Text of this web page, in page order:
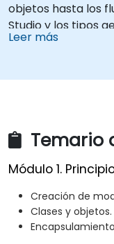
objetos hasta los
Studio y los tipos
construyen
en aplicaciones
Leer más
Temario
Módulo 1.
Creación de
Clases y objetos.